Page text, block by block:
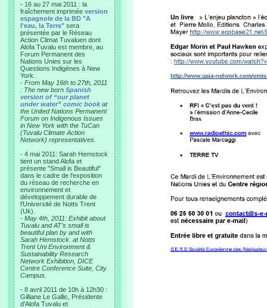
- 16 au 27 mai 2011 : la
fraîchement imprimée version
espagnole de la BD "A
l'eau, la Terre" sera
présentée par le Réseau
Action Climat Tuvaluen dont
Alofa Tuvalu est membre, au
Forum Permanent des
Nations Unies sur les
Questions Indigènes à New
York.
- From May 16th to 27th, 2011
: The new born Spanish
version of “our planet
under water” comic book at
the United Nations Permanent
Forum on Indigenous Issues
in New York with the TuCan
(Tuvalu Climate Action
Network) representatives.
- 4 mai 2011: Sarah Hemstock
tient un stand Alofa et
présente "Small is Beautiful"
dans le cadre de l'exposition
du réseau de recherche en
environnement et
développement durable de
l'Université de Notts Trent
(Uk).
- May 4th, 2011: Exhibit about
Tuvalu and AT’s small is
beautiful plan by and with
Sarah Hemstock. at Notts
Trent Uni Environment &
Sustainability Research
Network Exhibition, DICE
Centre Conference Suite, City
Campus.
- 8 avril 2011 de 10h à 12h30 :
Gilliane Le Gallic, Présidente
d'Alofa Tuvalu et